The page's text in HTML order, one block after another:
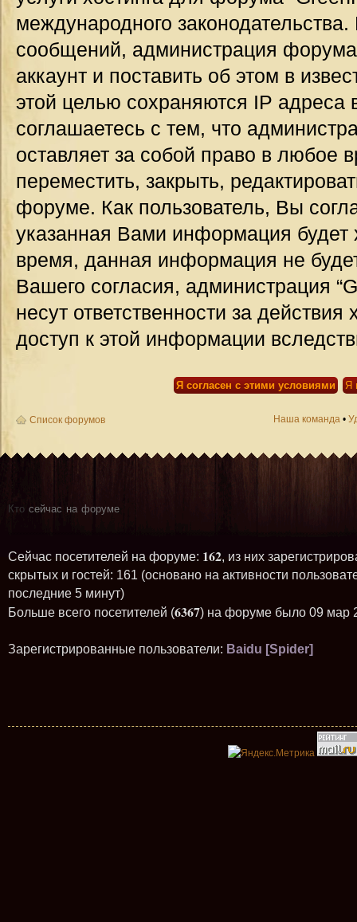
международного
сообщений, администрация
аккаунт и поставить об этом в
этой целью сохраняются IP
соглашаетесь с тем, что
оставляет за собой право в любое
переместить, закрыть,
форуме. Как пользователь, Вы
указанная Вами информация будет
время, данная информация не
Вашего согласия, администрация
несут ответственности за
доступ к этой информации
Список форумов Наша команда •
Кто сейчас на форуме
Сейчас посетителей на форуме: 162, из них
скрытых и гостей: 161 (основано на активности
последние 5 минут)
Больше всего посетителей (6367) на форуме было 09 мар
Зарегистрированные пользователи: Baidu [Spider]